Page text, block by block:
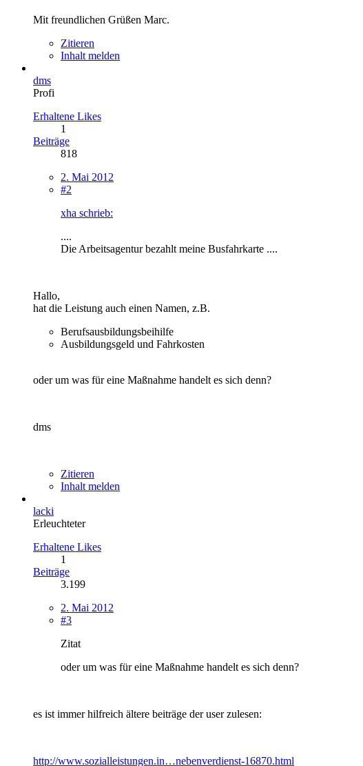
Mit freundlichen Grüßen Marc.
Zitieren
Inhalt melden
dms
Profi
Erhaltene Likes
1
Beiträge
818
2. Mai 2012
#2
xha schrieb:
....
Die Arbeitsagentur bezahlt meine Busfahrkarte ....
Hallo,
hat die Leistung auch einen Namen, z.B.
Berufsausbildungsbeihilfe
Ausbildungsgeld und Fahrkosten
oder um was für eine Maßnahme handelt es sich denn?
dms
Zitieren
Inhalt melden
lacki
Erleuchteter
Erhaltene Likes
1
Beiträge
3.199
2. Mai 2012
#3
Zitat
oder um was für eine Maßnahme handelt es sich denn?
es ist immer hilfreich ältere beiträge der user zulesen:
http://www.sozialleistungen.in…nebenverdienst-16870.html